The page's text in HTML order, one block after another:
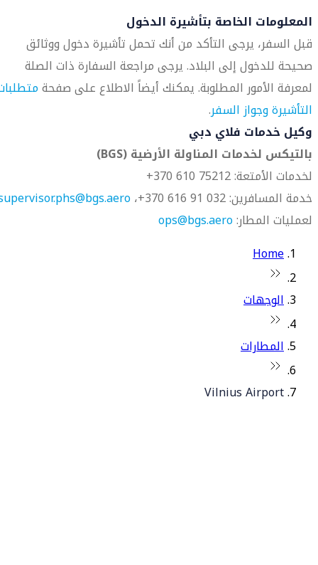
المعلومات الخاصة بتأشيرة الدخول
قبل السفر، يرجى التأكد من أنك تحمل تأشيرة دخول ووثائق
صحيحة للدخول إلى البلاد. يرجى مراجعة السفارة ذات الصلة
لمعرفة الأمور المطلوبة. يمكنك أيضاً الاطلاع على صفحة
التأشيرة وجواز السفر.
وكيل خدمات فلاي دبي
بالتيكس لخدمات المناولة الأرضية (BGS)
لخدمات الأمتعة: 75212 610 370+
خدمة المسافرين: 032 91 616 370+،
لعمليات المطار:ops@bgs.aero
Home
الوجهات
المطارات
Vilnius Airport